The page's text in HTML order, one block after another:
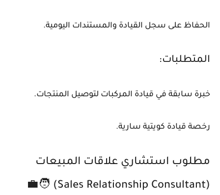
الحفاظ على سجل القيادة والمستندات اليومية.
المتطلبات:
خبرة سابقة في قيادة المركبات لتوصيل المنتجات.
رخصة قيادة كويتية سارية.
مطلوب استشاري علاقات المبيعات
(Sales Relationship Consultant) 🧑‍💼